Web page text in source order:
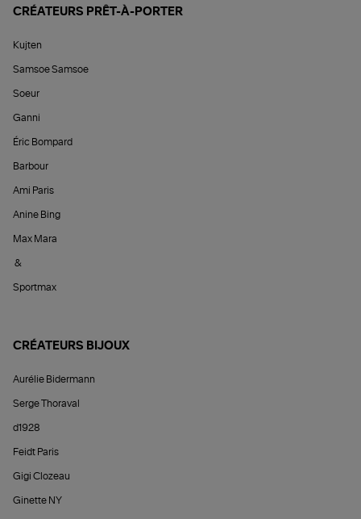
CRÉATEURS PRÊT-À-PORTER
Kujten
Samsoe Samsoe
Soeur
Ganni
Éric Bompard
Barbour
Ami Paris
Anine Bing
Max Mara
&
Sportmax
CRÉATEURS BIJOUX
Aurélie Bidermann
Serge Thoraval
d1928
Feidt Paris
Gigi Clozeau
Ginette NY